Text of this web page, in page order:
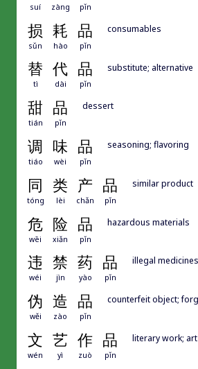
suí zàng pǐn
损 耗 品
sǔn hào pǐn
consumables
替 代 品
tì dài pǐn
substitute; alternative
甜 品
tián pǐn
dessert
调 味 品
tiáo wèi pǐn
seasoning; flavoring
同 类 产 品
tóng lèi chǎn pǐn
similar product
危 险 品
wēi xiǎn pǐn
hazardous materials
违 禁 药 品
wéi jìn yào pǐn
illegal medicines
伪 造 品
wěi zào pǐn
counterfeit object;
文 艺 作 品
wén yì zuò pǐn
literary work;